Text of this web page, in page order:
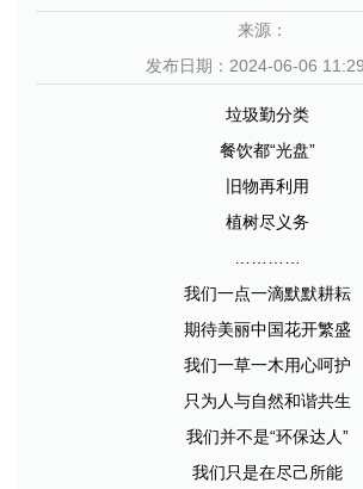
来源：
发布日期：2024-06-06
垃圾勤分类
餐饮都“光盘”
旧物再利用
植树尽义务
我们一点一滴默默耕耘
期待美丽中国花开繁盛
我们一草一木用心呵护
只为人与自然和谐共生
我们并不是“环保达人”
我们只是在尽己所能